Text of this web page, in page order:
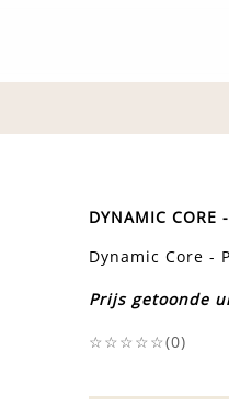
DYNAMIC CORE
Dynamic Core -
Prijs getoonde
☆☆☆☆☆(0)